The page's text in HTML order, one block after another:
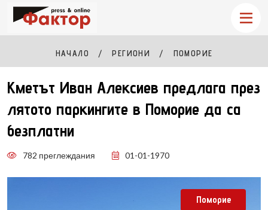
НАЧАЛО РЕГИОНИ ПОМОРИЕ
Кметът Иван Алексиев предлага през
лятото паркингите в Поморие да са
безплатни
782 преглеждания 01-01-1970
Поморие